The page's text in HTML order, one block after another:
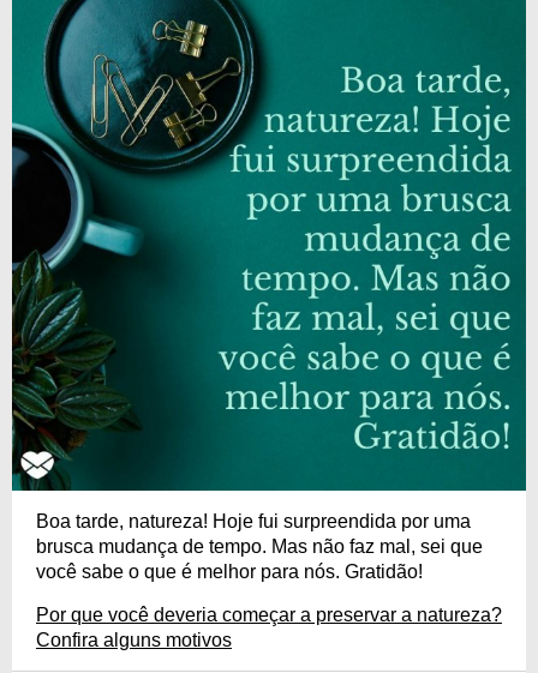
Boa tarde, natureza! Hoje fui surpreendida por uma
brusca mudança de tempo. Mas não faz mal, sei que
você sabe o que é melhor para nós. Gratidão!
Por que você deveria começar a preservar a natureza?
Confira alguns motivos